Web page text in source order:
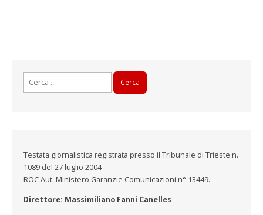
Testata giornalistica registrata presso il Tribunale di Trieste n.
1089 del 27 luglio 2004
ROC Aut. Ministero Garanzie Comunicazioni n° 13449.
Direttore: Massimiliano Fanni Canelles